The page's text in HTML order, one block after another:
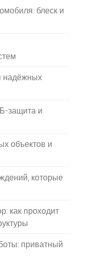
блеск и
надёжных
защита и
объектов и
которые
как проходит
приватный